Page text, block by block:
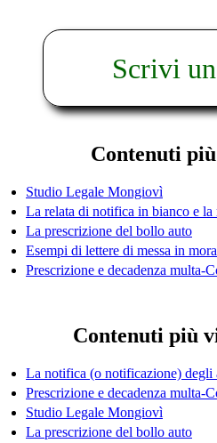
Scrivi
Contenuti
Studio Legale Mongiovì
La relata di notifica in bianco e la
La prescrizione del bollo auto
Esempi di lettere di messa in
Prescrizione e decadenza multa-
Contenuti più
La notifica (o notificazione) degli
Prescrizione e decadenza multa-
Studio Legale Mongiovì
La prescrizione del bollo auto